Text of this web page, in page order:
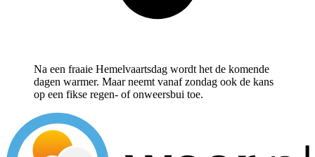
Na een fraaie Hemelvaartsdag wordt het de komende
dagen warmer. Maar neemt vanaf zondag ook de kans
op een fikse regen- of onweersbui toe.